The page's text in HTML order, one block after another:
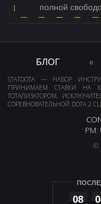
полной
БЛОГ
STATDOTA — НАБОР
ПРИНИМАЕМ СТАВКИ НА
ТОТАЛИЗАТОРОМ,
СОРЕВНОВАТЕЛЬНОЙ DOTA 2
PM:
©
08